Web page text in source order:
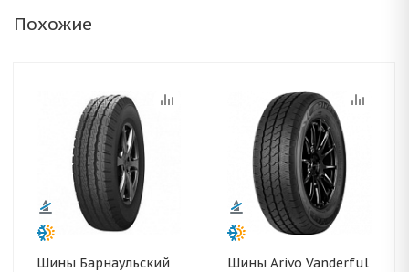
Похожие
Шины Барнаульский
Шины Arivo Vanderful